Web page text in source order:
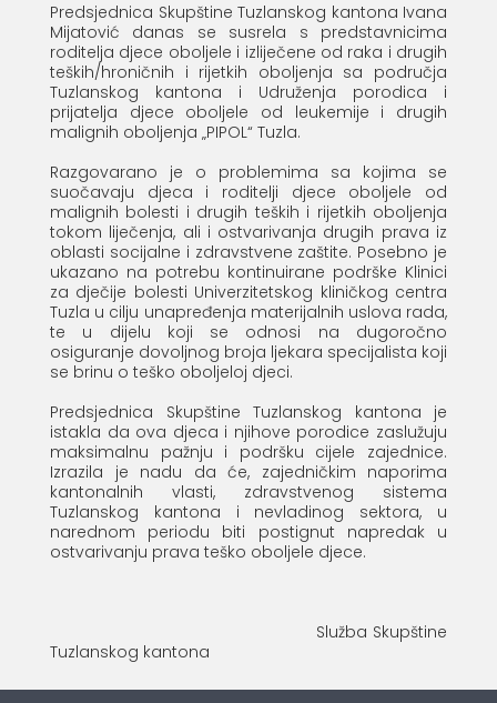
Predsjednica Skupštine Tuzlanskog kantona Ivana
Mijatović danas se susrela s predstavnicima
roditelja djece oboljele i izliječene od raka i drugih
teških/hroničnih i rijetkih oboljenja sa područja
Tuzlanskog kantona i Udruženja porodica i
prijatelja djece oboljele od leukemije i drugih
malignih oboljenja „PIPOL“ Tuzla.
Razgovarano je o problemima sa kojima se
suočavaju djeca i roditelji djece oboljele od
malignih bolesti i drugih teških i rijetkih oboljenja
tokom liječenja, ali i ostvarivanja drugih prava iz
oblasti socijalne i zdravstvene zaštite. Posebno je
ukazano na potrebu kontinuirane podrške Klinici
za dječije bolesti Univerzitetskog kliničkog centra
Tuzla u cilju unapređenja materijalnih uslova rada,
te u dijelu koji se odnosi na dugoročno
osiguranje dovoljnog broja ljekara specijalista koji
se brinu o teško oboljeloj djeci.
Predsjednica Skupštine Tuzlanskog kantona je
istakla da ova djeca i njihove porodice zaslužuju
maksimalnu pažnju i podršku cijele zajednice.
Izrazila je nadu da će, zajedničkim naporima
kantonalnih vlasti, zdravstvenog sistema
Tuzlanskog kantona i nevladinog sektora, u
narednom periodu biti postignut napredak u
ostvarivanju prava teško oboljele djece.
Služba Skupštine
Tuzlanskog kantona